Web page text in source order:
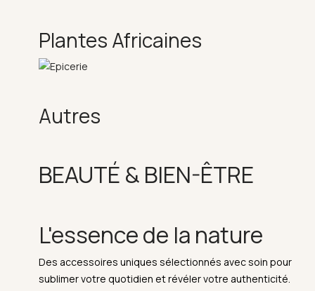
Plantes Africaines
Autres
BEAUTÉ & BIEN-ÊTRE
L'essence de la nature
Des accessoires uniques sélectionnés avec soin pour
sublimer votre quotidien et révéler votre authenticité.